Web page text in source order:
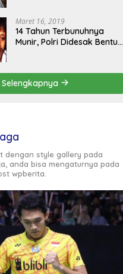
Maret 16, 2019
14 Tahun Terbunuhnya
Munir, Polri Didesak Bentuk
Selengkapnya
dengan style gallery pada
anda bisa mengaturnya pada
wpberita.